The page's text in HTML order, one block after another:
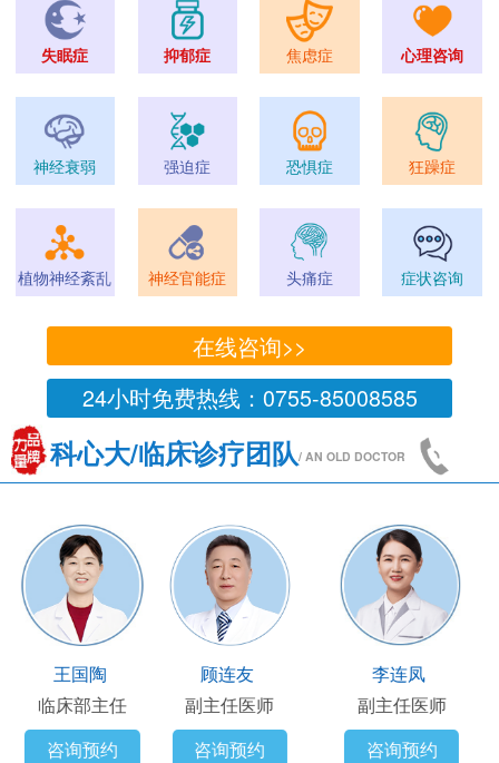
失眠症 抑郁症 焦虑症 心理咨询
神经衰弱 强迫症 恐惧症 狂躁症
植物神经紊乱 神经官能症 头痛症 症状咨询
在线咨询>>
24小时免费热线：0755-85008585
科心大/临床诊疗团队/ AN OLD DOCTOR
王凯
主任医师
咨询预约
王国陶
临床部主任
咨询预约
顾连友
副主任医师
咨询预约